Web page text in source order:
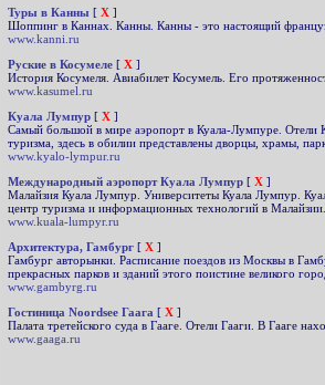
Туры в Канны [ X ]
Шоппинг в Каннах. Канны. Канны - это настоящий
www.kanni.ru
Руские в Косумеле [ X ]
История Косумеля. Авиабилет Косумель. Его
www.kasumel.ru
Куала Лумпур [ X ]
Самый большой в мире аэропорт в Куала-Лумпуре. Отели
туризма, здесь в обилии представлены дворцы, храмы,
www.kyalo-lympur.ru
Международный аэропорт Куала Лумпур [ X ]
Малайзия Куала Лумпур. Университеты Куала Лумпур.
центр туризма и информационных технологий в Малайзии.
www.kuala-lumpyr.ru
Архитектура, Гамбург [ X ]
Гамбург авторынки. Расписание поездов из Москвы в
прекрасных парков и зданий этого поистине великого
www.gambyrg.ru
Гостиница Noordsee Гаага [ X ]
Палата третейского суда в Гааге. Отели Гааги. В Гааге
www.gaaga.ru